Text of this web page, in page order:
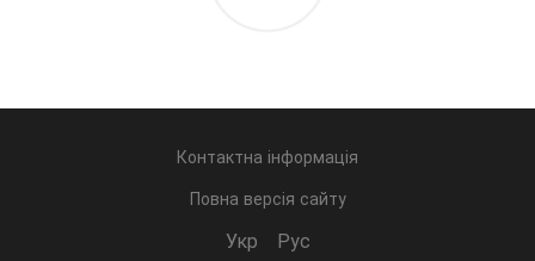
Контактна інформація
Повна версія сайту
Укр Рус